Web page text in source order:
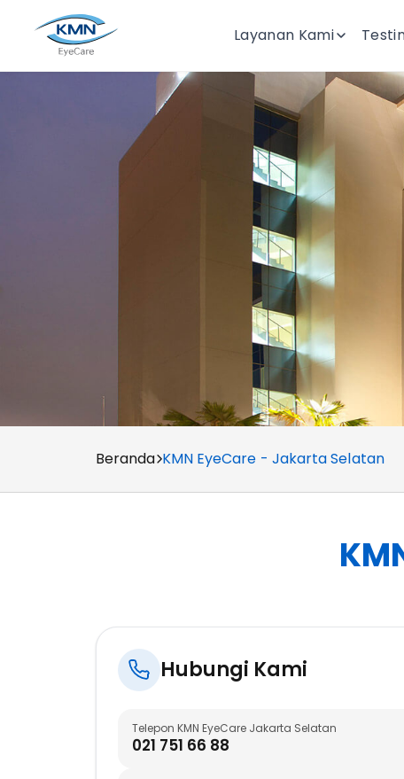
Layanan Kami
Beranda KMN EyeCare - Jakarta Selatan
Hubungi Kami
Telepon KMN EyeCare Jakarta Selatan
021 751 66 88